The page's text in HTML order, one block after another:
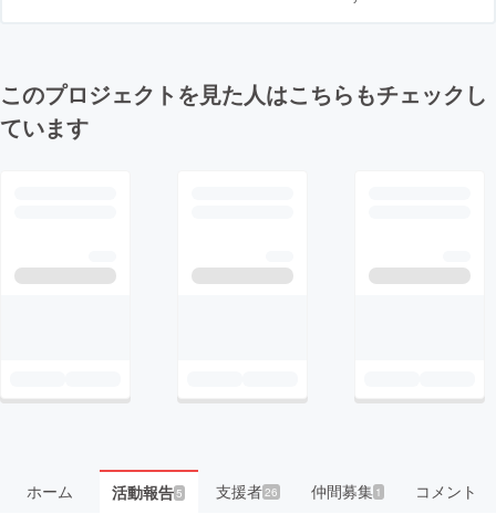
このプロジェクトを見た人はこちらもチェックし
ています
ホーム 活動報告5 支援者26 仲間募集 1 コメント